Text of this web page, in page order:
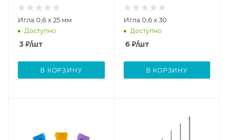
Игла 0,6 х 25 мм
Доступно
3 ₽/шт
В КОРЗИНУ
Игла 0,6 х 30
Доступно
6₽/шт
В КОРЗИНУ